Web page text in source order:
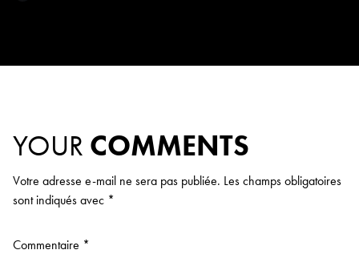
YOUR COMMENTS
Votre adresse e-mail ne sera pas publiée. Les champs obligatoires
sont indiqués avec *
Commentaire *